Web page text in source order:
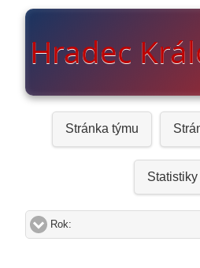
Hradec
Stránka týmu
Statistiky
Rok: